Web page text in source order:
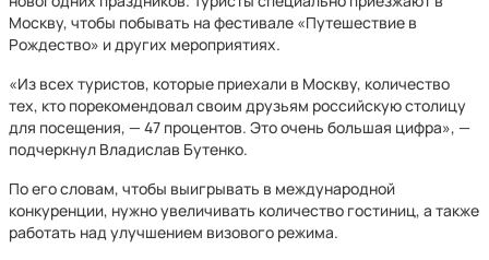
Москву, чтобы побывать на фестивале «Путешествие в
Рождество» и других мероприятиях.
«Из всех туристов, которые приехали в Москву, количество
тех, кто порекомендовал своим друзьям российскую столицу
для посещения, — 47 процентов. Это очень большая цифра», —
подчеркнул Владислав Бутенко.
По его словам, чтобы выигрывать в международной
конкуренции, нужно увеличивать количество гостиниц, а также
работать над улучшением визового режима.